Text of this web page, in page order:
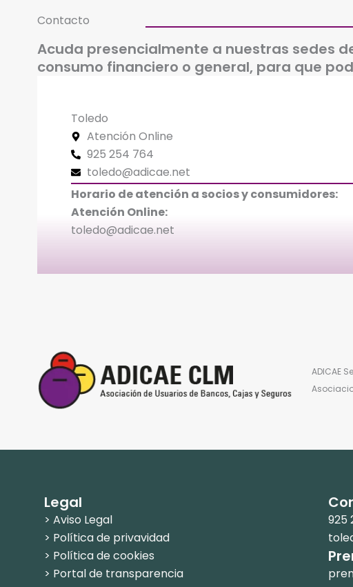
Acuda presencialmente a nuestras sedes
consumo financiero o general, para que
Contacto
Toledo
Atención Online
925 254 764
toledo@adicae.net
Horario de atención a socios y consumidores:
Atención Online:
toledo@adicae.net
ADICAE
Legal
> Aviso Legal
> Política de privavidad
> Política de cookies
> Portal de transparencia
925